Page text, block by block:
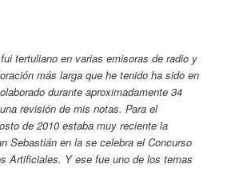
tertuliano en varias emisoras de radio y
más larga que he tenido ha sido en
durante aproximadamente 34
revisión de mis notas. Para el
de 2010 estaba muy reciente la
Sebastián en la se celebra el Concurso
Artificiales. Y ese fue uno de los temas